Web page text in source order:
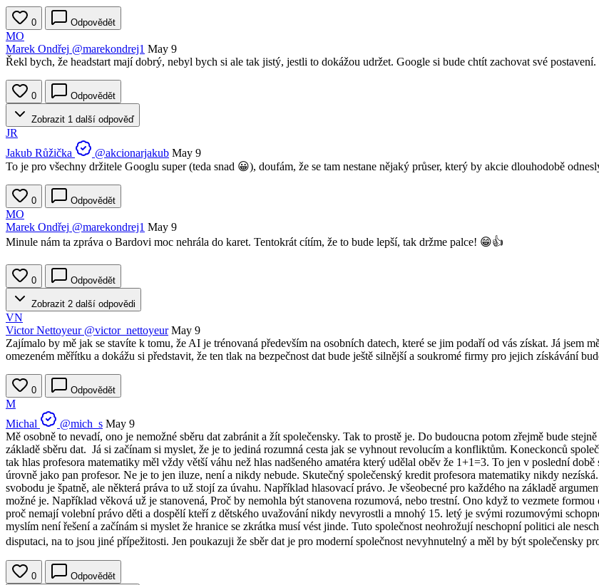
0 Odpovědět
MO
Marek Ondřej @marekondrej1 May 9
Řekl bych, že headstart mají dobrý, nebyl bych si ale tak jistý, jestli to dokážou udržet. Google si bude chtít zachovat své postavení.
0 Odpovědět
Zobrazit 1 další odpověď
JR
Jakub Růžička
@akcionarjakub May 9
To je pro všechny držitele Googlu super (teda snad 😀), doufám, že se tam nestane nějaký průser, který by akcie dlouhodobě
0 Odpovědět
MO
Marek Ondřej @marekondrej1 May 9
Minule nám ta zpráva o Bardovi moc nehrála do karet. Tentokrát cítím, že to bude lepší, tak držme palce! 😁👍
0 Odpovědět
Zobrazit 2 další odpovědi
VN
Victor Nettoyeur @victor_nettoyeur May 9
Zajímalo by mě jak se stavíte k tomu, že AI je trénovaná především na osobních datech, které se jim podaří od vás získat. Já jsem
omezeném měřítku a dokážu si představit, že ten tlak na bezpečnost dat bude ještě silnější a soukromé firmy pro jejich získávání
0 Odpovědět
M
Michal
@mich_s May 9
Mě osobně to nevadí, ono je nemožné sběru dat zabránit a žít společensky. Tak to prostě je. Do budoucna potom zřejmě bude
základě sběru dat. Já si začínam si myslet, že je to jediná rozumná cesta jak se vyhnout revolucím a konfliktům. Koneckonců
tak hlas profesora matematiky měl vždy větší váhu než hlas nadšeného amatéra který udělal oběv že 1+1=3. To jen v poslední
úrovně jako pan profesor. Ne je to jen iluze, není a nikdy nebude. Skutečný společenský kredit profesora matematiky nikdy
svobodu je špatně, ale některá práva to už stojí za úvahu. Například hlasovací právo. Je všeobecné pro každého na základě
možné je. Například věková už je stanovená, Proč by nemohla být stanovena rozumová, nebo trestní. Ono když to vezmete
proč nemají volební právo děti a dospělí kteří z dětského uvažování nikdy nevyrostli a mnohý 15. letý je svými rozumovými
myslím není řešení a začínám si myslet že hranice se zkrátka musí vést jinde. Tuto společnost neohrožují neschopní politici ale
disputaci, na to jsou jiné přípežitosti. Jen poukazuji že sběr dat je pro moderní společnost nevyhnutelný a měl by být společensky
0 Odpovědět